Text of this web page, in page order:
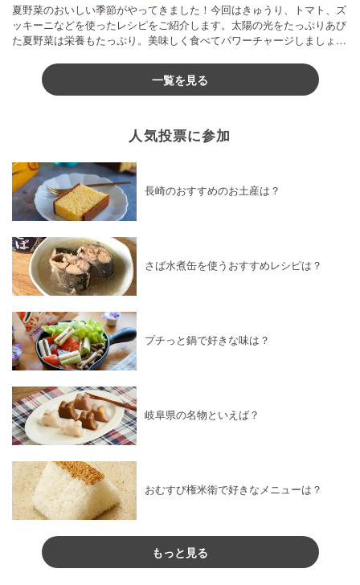
夏野菜のおいしい季節がやってきました！今回はきゅうり、トマト、ズ
ッキーニなどを使ったレシピをご紹介します。太陽の光をたっぷりあび
た夏野菜は栄養もたっぷり。美味しく食べてパワーチャージしましょう
一覧を見る
人気投票に参加
長崎のおすすめのお土産は？
さば水煮缶を使うおすすめレシピは？
プチっと鍋で好きな味は？
岐阜県の名物といえば？
おむすび権米衛で好きなメニューは？
もっと見る